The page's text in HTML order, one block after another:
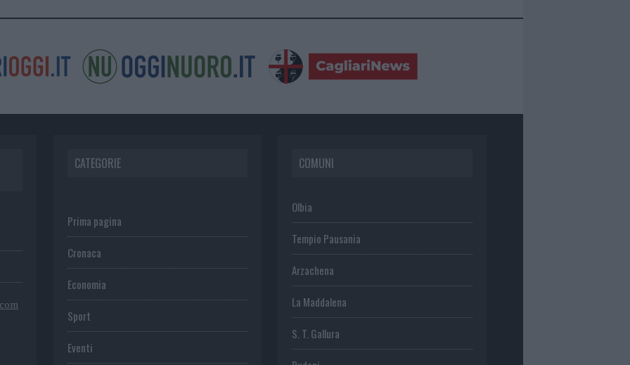
CATEGORIE
Prima pagina
Cronaca
Economia
Sport
Eventi
COMUNI
Olbia
Tempio Pausania
Arzachena
La Maddalena
S. T. Gallura